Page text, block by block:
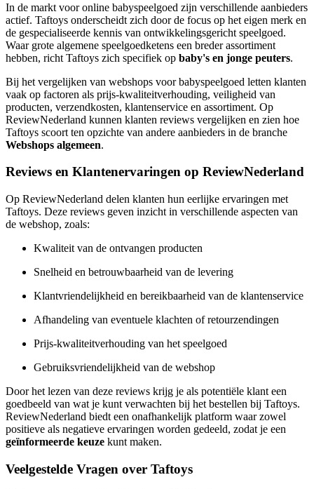
In de markt voor online babyspeelgoed zijn verschillende aanbieders
actief. Taftoys onderscheidt zich door de focus op het eigen merk en
de gespecialiseerde kennis van ontwikkelingsgericht speelgoed.
Waar grote algemene speelgoedketens een breder assortiment
hebben, richt Taftoys zich specifiek op baby's en jonge peuters.
Bij het vergelijken van webshops voor babyspeelgoed letten klanten
vaak op factoren als prijs-kwaliteitverhouding, veiligheid van
producten, verzendkosten, klantenservice en assortiment. Op
ReviewNederland kunnen klanten reviews vergelijken en zien hoe
Taftoys scoort ten opzichte van andere aanbieders in de branche
Webshops algemeen.
Reviews en Klantenervaringen op ReviewNederland
Op ReviewNederland delen klanten hun eerlijke ervaringen met
Taftoys. Deze reviews geven inzicht in verschillende aspecten van
de webshop, zoals:
Kwaliteit van de ontvangen producten
Snelheid en betrouwbaarheid van de levering
Klantvriendelijkheid en bereikbaarheid van de klantenservice
Afhandeling van eventuele klachten of retourzendingen
Prijs-kwaliteitverhouding van het speelgoed
Gebruiksvriendelijkheid van de webshop
Door het lezen van deze reviews krijg je als potentiële klant een
goedbeeld van wat je kunt verwachten bij het bestellen bij Taftoys.
ReviewNederland biedt een onafhankelijk platform waar zowel
positieve als negatieve ervaringen worden gedeeld, zodat je een
geïnformeerde keuze kunt maken.
Veelgestelde Vragen over Taftoys